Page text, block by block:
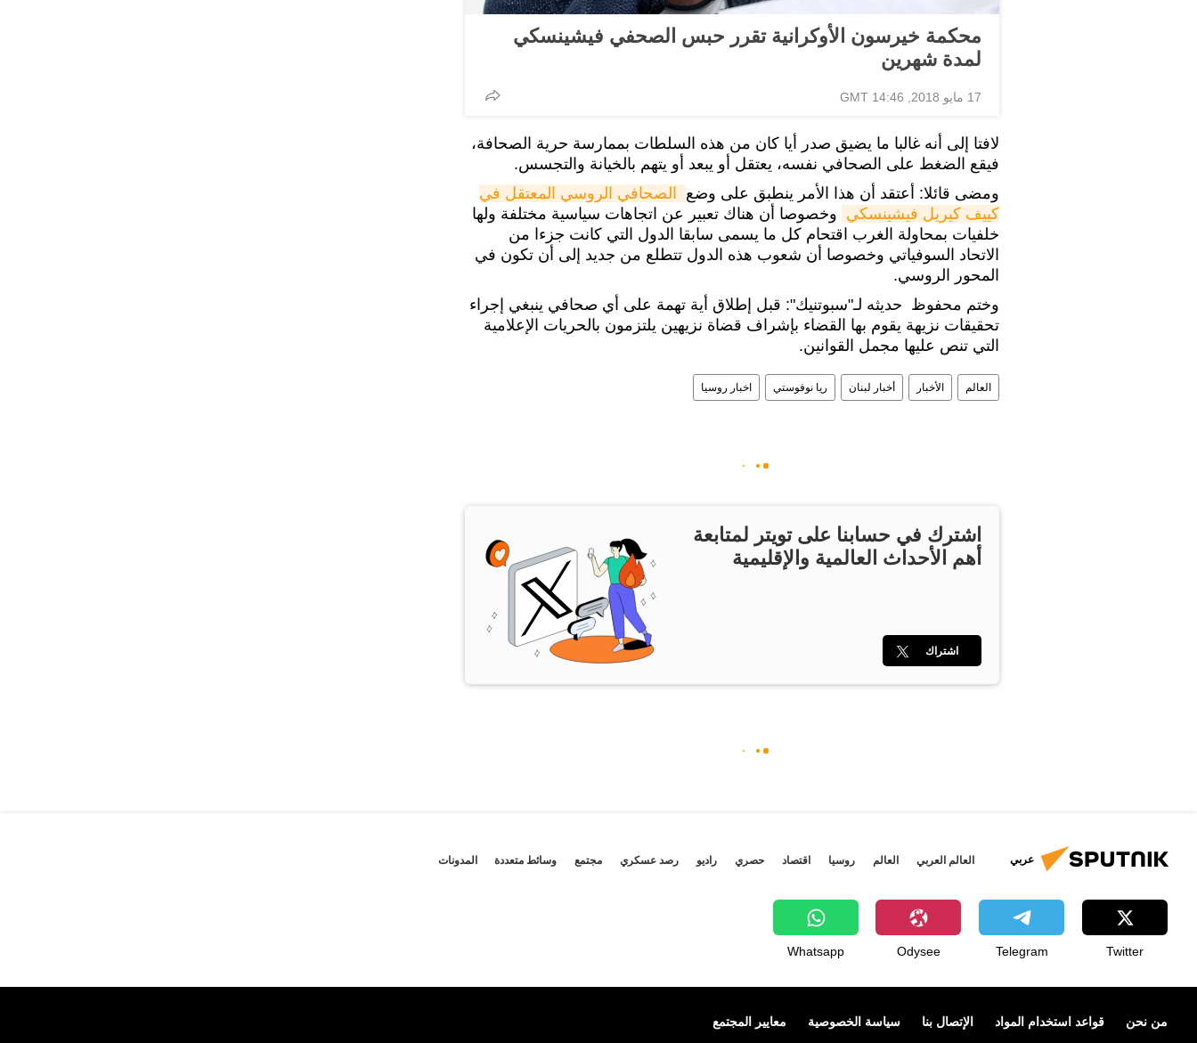
محكمة خيرسون الأوكرانية تقرر حبس الصحفي فيشينسكي
لمدة شهرين
17 مايو 2018, 14:46 GMT
لافتا إلى أنه غالبا ما يضيق صدر أيا كان من هذه السلطات بممارسة حرية الصحافة،
فيقع الضغط على الصحافي نفسه، يعتقل أو يبعد أو يتهم بالخيانة والتجسس.
ومضى قائلا: أعتقد أن هذا الأمر ينطبق على وضع
كييف كيريل فيشينسكي وخصوصا أن هناك تعبير عن اتجاهات سياسية مختلفة ولها
خلفيات بمحاولة الغرب اقتحام كل ما يسمى سابقا الدول التي كانت جزءا من
الاتحاد السوفياتي وخصوصا أن شعوب هذه الدول تتطلع من جديد إلى أن تكون في
المحور الروسي.
وختم محفوظ حديثه لـ"سبوتنيك": قبل إطلاق أية تهمة على أي صحافي ينبغي إجراء
تحقيقات نزيهة يقوم بها القضاء بإشراف قضاة نزيهين يلتزمون بالحريات الإعلامية
التي تنص عليها مجمل القوانين.
العالم الأخبار أخبار لبنان ريا نوفوستي اخبار روسيا
اشترك في حسابنا على تويتر لمتابعة
أهم الأحداث العالمية والإقليمية
اشتراك
عربي العالم العربي العالم روسيا اقتصاد حصري راديو رصد عسكري مجتمع وسائط متعددة المدونات
Twitter
Telegram
Odysee
Whatsapp
من نحن قواعد استخدام المواد الإتصال بنا سياسة الخصوصية معايير المجتمع